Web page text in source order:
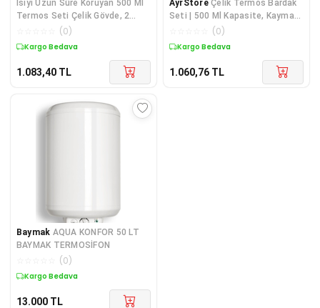
Isıyı Uzun Süre Koruyan 500 Ml
Termos Seti Çelik Gövde, 2
Bardaklı, Kutulu
(0)
Kargo Bedava
1.083,40 TL
AyrStore Çelik Termos Bardak
Seti | 500 Ml Kapasite, Kaymaz
Taban, Hediye Kutulu
(0)
Kargo Bedava
1.060,76 TL
Baymak AQUA KONFOR 50 LT
BAYMAK TERMOSİFON
(0)
Kargo Bedava
13.000 TL